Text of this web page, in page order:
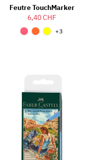
Feutre TouchMarker
6,40 CHF
+3